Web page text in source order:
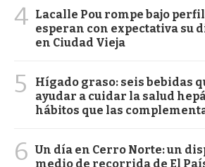
4 Lacalle Pou rompe bajo
esperan con expectativa su
en Ciudad Vieja
5
Hígado graso: seis bebidas
ayudar a cuidar la salud
hábitos que las
6 Un día en Cerro Norte: un
medio de recorrida de El